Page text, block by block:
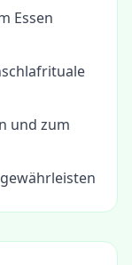
Essen
und zum